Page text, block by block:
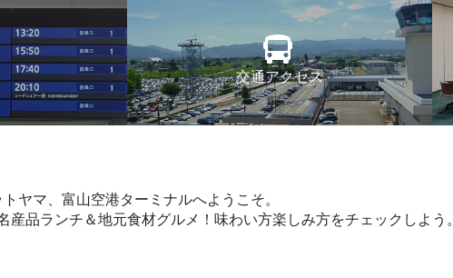
交通アクセス
トヤマ、富山空港ターミナルへようこそ。
品ランチ＆地元食材グルメ！味わい方楽しみ方をチェックしよう。